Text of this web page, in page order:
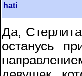
hati
Да,
останусь